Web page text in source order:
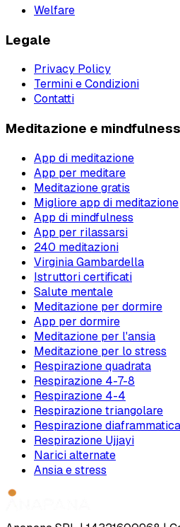
Welfare
Legale
Privacy Policy
Termini e Condizioni
Contatti
Meditazione e mindfulness
App di meditazione
App per meditare
Meditazione gratis
Migliore app di meditazione
App di mindfulness
App per rilassarsi
240 meditazioni
Virginia Gambardella
Istruttori certificati
Salute mentale
Meditazione per dormire
App per dormire
Meditazione per l'ansia
Meditazione per lo stress
Respirazione quadrata
Respirazione 4-7-8
Respirazione 4-4
Respirazione triangolare
Respirazione diaframmatica
Respirazione Ujjayi
Narici alternate
Ansia e stress